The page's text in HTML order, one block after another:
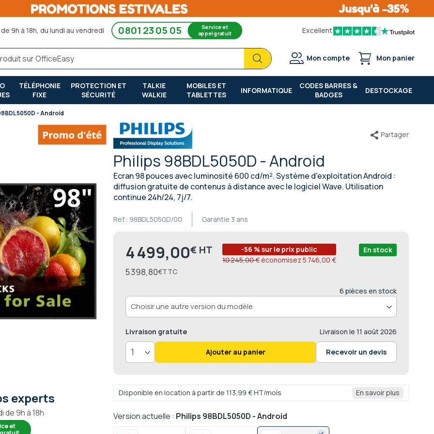
9h à 18h, du lundi au vendredi 0801 23 05 05 Service et
appel gratuit Excellent
Chercher
Chercher
Mon compte Mon panier
TÉLÉPHONIE
FIXE
PROTECTION ET
SÉCURITÉ
TALKIE
WALKIE
MOBILES ET
TABLETTES
INFORMATIQUE
CODES BARRES &
BADGES
DESTOCKAGE
- Android
Philips 98BDL5050D - Android
Ecran 98 pouces avec luminosité 600 cd/m². Système d'exploitation Android :
diffusion gratuite de contenus à distance avec le logiciel Wave. Utilisation
continue 24h/24, 7j/7.
Garantie 3 ans
Ref : 98BDL5050D/00
Partager
Prix
4 499,00€
5 398,80€
-56 % sur le prix public
10 245,00 € économisez5 746,00 €
6 pièces en stock
En stock
Livraison le 11 août 2026
Livraison gratuite
Ajouter au panier Recevoir un devis
Disponible en location à partir de 113,99 € HT/mois En savoir plus
Version actuelle : Philips 98BDL5050D - Android
experts
de 9h à 18h
et